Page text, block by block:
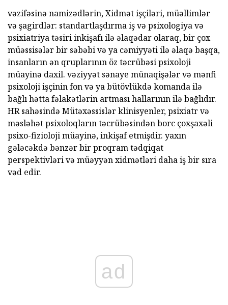
vəzifəsinə namizədlərin, Xidmət işçiləri, müəllimlər
və şagirdlər: standartlaşdırma iş və psixologiya və
psixiatriya təsiri inkişafı ilə əlaqədar olaraq, bir çox
müəssisələr bir səbəbi və ya cəmiyyəti ilə əlaqə başqa,
insanların ən qruplarının öz təcrübəsi psixoloji
müayinə daxil. vəziyyət sənaye münaqişələr və mənfi
psixoloji işçinin fon və ya bütövlükdə komanda ilə
bağlı hətta fəlakətlərin artması hallarının ilə bağlıdır.
HR sahəsində Mütəxəssislər klinisyenler, psixiatr və
məsləhət psixoloqların təcrübəsindən borc çoxşaxəli
psixo-fizioloji müayinə, inkişaf etmişdir. yaxın
gələcəkdə bənzər bir proqram tədqiqat
perspektivləri və müəyyən xidmətləri daha iş bir sıra
vəd edir.
ad